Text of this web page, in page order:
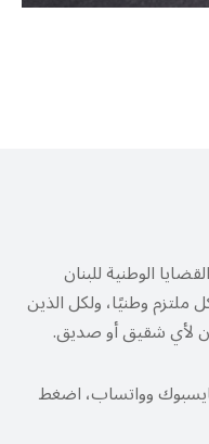
الوطنية للبنان
وطنيًا، ولكل الذين
لأي شقيق أو صديق.
وواتساب، اضغط